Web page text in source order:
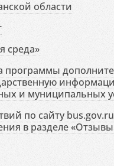
области
среда»
программы
и муниципальных
по сайту
в разделе